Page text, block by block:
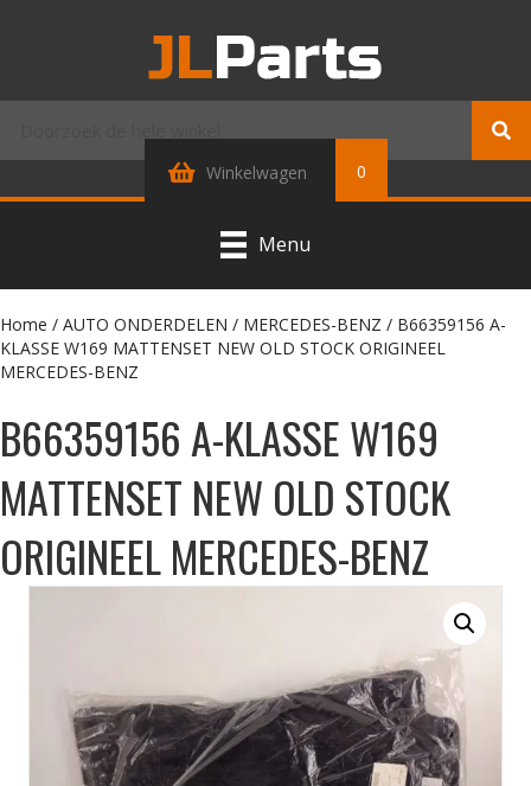
Winkelwagen 0
Menu
Home / AUTO ONDERDELEN / MERCEDES-BENZ / B66359156 A-
KLASSE W169 MATTENSET NEW OLD STOCK ORIGINEEL
MERCEDES-BENZ
B66359156 A-KLASSE W169
MATTENSET NEW OLD STOCK
ORIGINEEL MERCEDES-BENZ